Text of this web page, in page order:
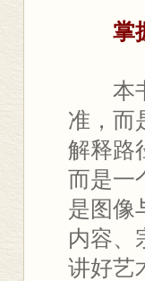
掌
本
准，而
解释路
而是一
是图像
内容、
讲好艺